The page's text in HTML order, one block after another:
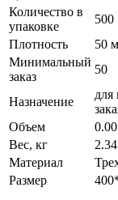
Количество в
упаковке
500
Плотность
50
Минимальный
заказ
50
Назначение
для
Объем
Вес, кг
2.34
Материал
Размер